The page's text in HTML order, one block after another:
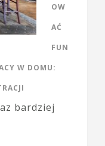
OW
AĆ
FUN
W DOMU:
bardziej